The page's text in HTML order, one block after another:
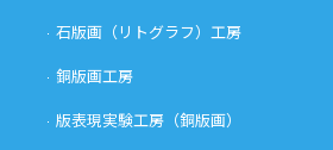
石版画（リトグラフ）工房
銅版画工房
版表現実験工房（銅版画）